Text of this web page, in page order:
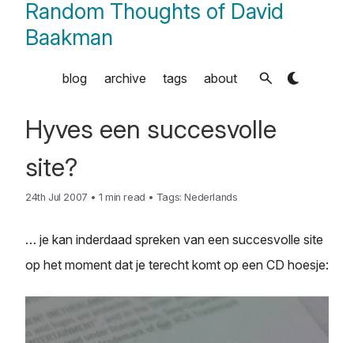
Random Thoughts of David
Baakman
blog archive tags about
Hyves een succesvolle
site?
24th Jul 2007 • 1 min read • Tags:Nederlands
… je kan inderdaad spreken van een succesvolle site
op het moment dat je terecht komt op een CD hoesje: